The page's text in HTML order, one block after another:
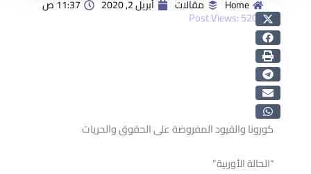
Home مقالات أبريل 2, 2020 11:37 ص
Post Views:520
كورونا والقيود المفروضة على الحقوق والحريات
“الحالة الأوربية”